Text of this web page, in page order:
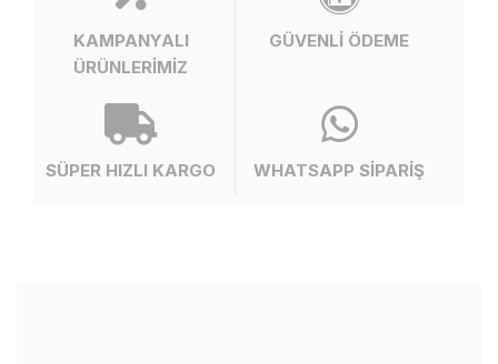
KAMPANYALI
ÜRÜNLERİMİZ
GÜVENLİ ÖDEME
SÜPER HIZLI KARGO WHATSAPP SİPARİŞ